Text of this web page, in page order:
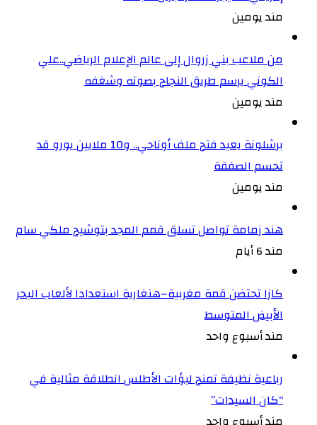
مند يومين
من ملاعب بني زروال إلى عالم الإعلام الرياضي..علي
الكوني يرسم طريق النجاح بصوته وشغفه
مند يومين
برشلونة يعيد فتح ملف أوناحي.. و10 ملايين يورو قد
تحسم الصفقة
مند يومين
هند زمامة تواصل تسلق قمم المجد بتوشيح ملكي سام
مند 6 أيام
كازا تحتضن قمة مغربية–هنغارية استعدادا لألعاب البحر
الأبيض المتوسط
مند أسبوع واحد
رباعية نظيفة تمنح لبؤات الأطلس انطلاقة مثالية في
“كان السيدات”